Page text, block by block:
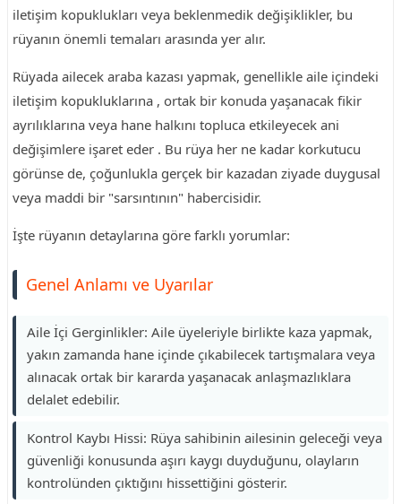
iletişim kopuklukları veya beklenmedik değişiklikler, bu
rüyanın önemli temaları arasında yer alır.
Rüyada ailecek araba kazası yapmak, genellikle aile içindeki
iletişim kopukluklarına , ortak bir konuda yaşanacak fikir
ayrılıklarına veya hane halkını topluca etkileyecek ani
değişimlere işaret eder . Bu rüya her ne kadar korkutucu
görünse de, çoğunlukla gerçek bir kazadan ziyade duygusal
veya maddi bir "sarsıntının" habercisidir.
İşte rüyanın detaylarına göre farklı yorumlar:
Genel Anlamı ve Uyarılar
Aile İçi Gerginlikler: Aile üyeleriyle birlikte kaza yapmak,
yakın zamanda hane içinde çıkabilecek tartışmalara veya
alınacak ortak bir kararda yaşanacak anlaşmazlıklara
delalet edebilir.
Kontrol Kaybı Hissi: Rüya sahibinin ailesinin geleceği veya
güvenliği konusunda aşırı kaygı duyduğunu, olayların
kontrolünden çıktığını hissettiğini gösterir.